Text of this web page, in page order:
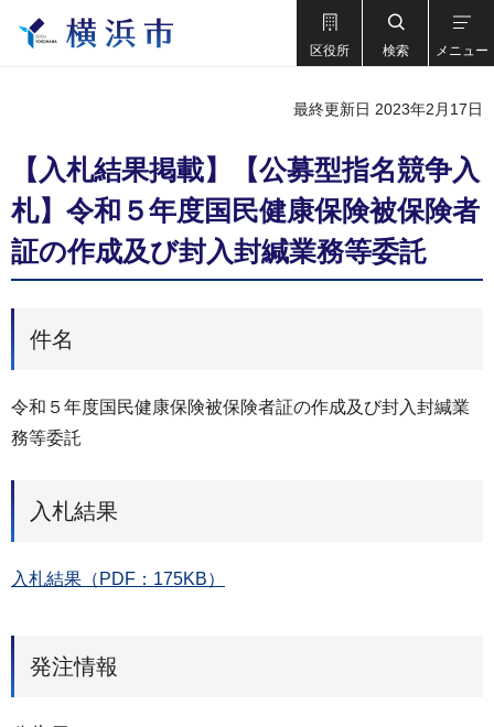
区役所 検索 メニュー
最終更新日 2023年2月17日
【入札結果掲載】【公募型指名競争入
札】令和５年度国民健康保険被保険者
証の作成及び封入封緘業務等委託
件名
令和５年度国民健康保険被保険者証の作成及び封入封緘業
務等委託
入札結果
入札結果（PDF：175KB）
発注情報